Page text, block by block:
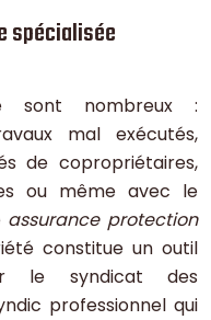
spécialisée
sont nombreux :
mal exécutés,
de copropriétaires,
ou même avec le
assurance protection
constitue un outil
le syndicat des
professionnel qui